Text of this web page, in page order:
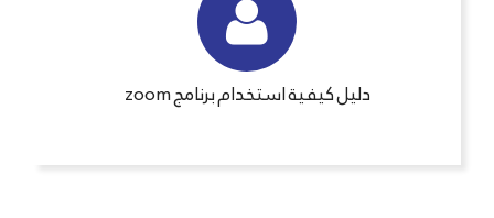
دليل كيفية استخدام برنامج zoom